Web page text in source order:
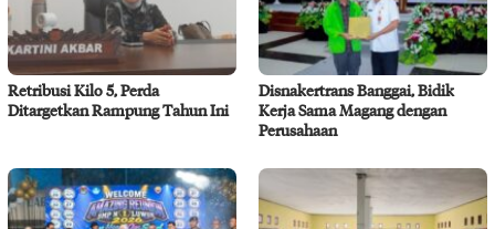
Retribusi Kilo 5, Perda
Ditargetkan Rampung Tahun Ini
Disnakertrans Banggai, Bidik
Kerja Sama Magang dengan
Perusahaan